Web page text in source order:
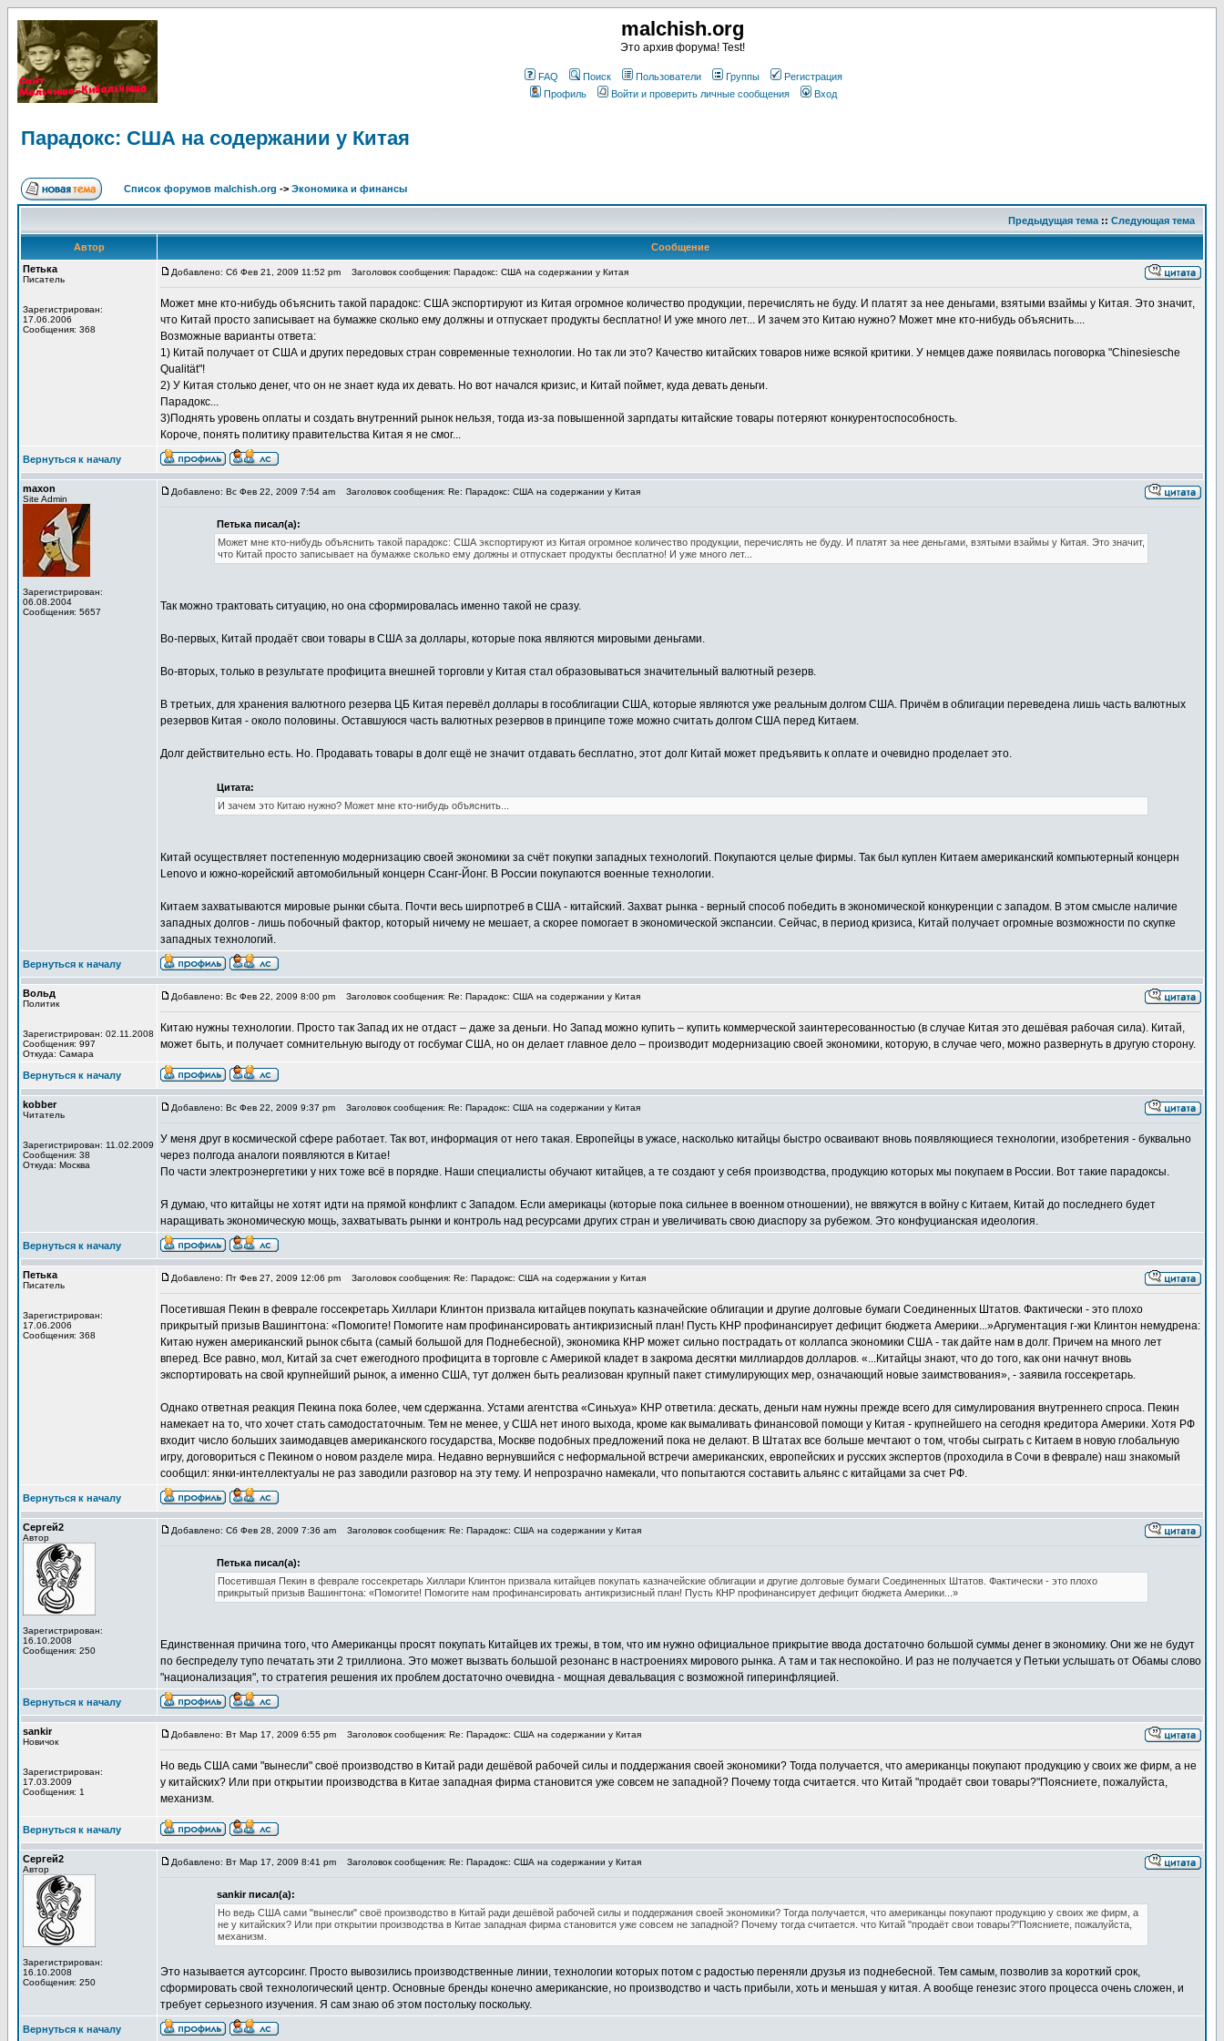
malchish.org
Это архив форума! Test!
FAQ Поиск Пользователи Группы
Регистрация
Профиль
Войти и проверить личные сообщения Вход
Парадокс: США на содержании у Китая
Список форумов malchish.org -> Экономика и финансы
Предыдущая тема :: Следующая тема
Автор
Сообщение
Петька
Писатель
Зарегистрирован:
17.06.2006
Сообщения: 368
Добавлено: Сб Фев 21, 2009 11:52 pm Заголовок сообщения: Парадокс: США на содержании у Китая
Может мне кто-нибудь объяснить такой парадокс: США экспортируют из Китая огромное количество продукции, перечислять не буду. И платят за нее деньгами, взятыми взаймы у Китая. Это значит,
что Китай просто записывает на бумажке сколько ему должны и отпускает продукты бесплатно! И уже много лет... И зачем это Китаю нужно? Может мне кто-нибудь объяснить....
Возможные варианты ответа:
1) Китай получает от США и других передовых стран современные технологии. Но так ли это? Качество китайских товаров ниже всякой критики. У немцев даже появилась поговорка "Chinesiesche
Qualität"!
2) У Китая столько денег, что он не знает куда их девать. Но вот начался кризис, и Китай поймет, куда девать деньги.
Парадокс...
3)Поднять уровень оплаты и создать внутренний рынок нельзя, тогда из-за повышенной зарпдаты китайские товары потеряют конкурентоспособность.
Короче, понять политику правительства Китая я не смог...
Вернуться к началу
maxon
Site Admin
Зарегистрирован:
06.08.2004
Сообщения: 5657
Добавлено: Вс Фев 22, 2009 7:54 am Заголовок сообщения: Re: Парадокс: США на содержании у Китая
Петька писал(а):
Может мне кто-нибудь объяснить такой парадокс: США экспортируют из Китая огромное количество продукции, перечислять не буду. И платят за нее деньгами, взятыми взаймы у Китая. Это значит,
что Китай просто записывает на бумажке сколько ему должны и отпускает продукты бесплатно! И уже много лет...
Так можно трактовать ситуацию, но она сформировалась именно такой не сразу.
Во-первых, Китай продаёт свои товары в США за доллары, которые пока являются мировыми деньгами.
Во-вторых, только в результате профицита внешней торговли у Китая стал образовываться значительный валютный резерв.
В третьих, для хранения валютного резерва ЦБ Китая перевёл доллары в гособлигации США, которые являются уже реальным долгом США. Причём в облигации переведена лишь часть валютных
резервов Китая - около половины. Оставшуюся часть валютных резервов в принципе тоже можно считать долгом США перед Китаем.
Долг действительно есть. Но. Продавать товары в долг ещё не значит отдавать бесплатно, этот долг Китай может предъявить к оплате и очевидно проделает это.
Цитата:
И зачем это Китаю нужно? Может мне кто-нибудь объяснить...
Китай осуществляет постепенную модернизацию своей экономики за счёт покупки западных технологий. Покупаются целые фирмы. Так был куплен Китаем американский компьютерный концерн
Lenovo и южно-корейский автомобильный концерн Ссанг-Йонг. В России покупаются военные технологии.
Китаем захватываются мировые рынки сбыта. Почти весь ширпотреб в США - китайский. Захват рынка - верный способ победить в экономической конкуренции с западом. В этом смысле наличие
западных долгов - лишь побочный фактор, который ничему не мешает, а скорее помогает в экономической экспансии. Сейчас, в период кризиса, Китай получает огромные возможности по скупке
западных технологий.
Вернуться к началу
Вольд
Политик
Зарегистрирован: 02.11.2008
Сообщения: 997
Откуда: Самара
Добавлено: Вс Фев 22, 2009 8:00 pm Заголовок сообщения: Re: Парадокс: США на содержании у Китая
Китаю нужны технологии. Просто так Запад их не отдаст – даже за деньги. Но Запад можно купить – купить коммерческой заинтересованностью (в случае Китая это дешёвая рабочая сила). Китай,
может быть, и получает сомнительную выгоду от госбумаг США, но он делает главное дело – производит модернизацию своей экономики, которую, в случае чего, можно развернуть в другую сторону.
Вернуться к началу
kobber
Читатель
Зарегистрирован: 11.02.2009
Сообщения: 38
Откуда: Москва
Добавлено: Вс Фев 22, 2009 9:37 pm Заголовок сообщения: Re: Парадокс: США на содержании у Китая
У меня друг в космической сфере работает. Так вот, информация от него такая. Европейцы в ужасе, насколько китайцы быстро осваивают вновь появляющиеся технологии, изобретения - буквально
через полгода аналоги появляются в Китае!
По части электроэнергетики у них тоже всё в порядке. Наши специалисты обучают китайцев, а те создают у себя производства, продукцию которых мы покупаем в России. Вот такие парадоксы.
Я думаю, что китайцы не хотят идти на прямой конфликт с Западом. Если америкацы (которые пока сильнее в военном отношении), не ввяжутся в войну с Китаем, Китай до последнего будет
наращивать экономическую мощь, захватывать рынки и контроль над ресурсами других стран и увеличивать свою диаспору за рубежом. Это конфуцианская идеология.
Вернуться к началу
Петька
Писатель
Зарегистрирован:
17.06.2006
Сообщения: 368
Добавлено: Пт Фев 27, 2009 12:06 pm Заголовок сообщения: Re: Парадокс: США на содержании у Китая
Посетившая Пекин в феврале госсекретарь Хиллари Клинтон призвала китайцев покупать казначейские облигации и другие долговые бумаги Соединенных Штатов. Фактически - это плохо
прикрытый призыв Вашингтона: «Помогите! Помогите нам профинансировать антикризисный план! Пусть КНР профинансирует дефицит бюджета Америки...»Аргументация г-жи Клинтон немудрена:
Китаю нужен американский рынок сбыта (самый большой для Поднебесной), экономика КНР может сильно пострадать от коллапса экономики США - так дайте нам в долг. Причем на много лет
вперед. Все равно, мол, Китай за счет ежегодного профицита в торговле с Америкой кладет в закрома десятки миллиардов долларов. «...Китайцы знают, что до того, как они начнут вновь
экспортировать на свой крупнейший рынок, а именно США, тут должен быть реализован крупный пакет стимулирующих мер, означающий новые заимствования», - заявила госсекретарь.
Однако ответная реакция Пекина пока более, чем сдержанна. Устами агентства «Синьхуа» КНР ответила: дескать, деньги нам нужны прежде всего для симулирования внутреннего спроса. Пекин
намекает на то, что хочет стать самодостаточным. Тем не менее, у США нет иного выхода, кроме как вымаливать финансовой помощи у Китая - крупнейшего на сегодня кредитора Америки. Хотя РФ
входит число больших заимодавцев американского государства, Москве подобных предложений пока не делают. В Штатах все больше мечтают о том, чтобы сыграть с Китаем в новую глобальную
игру, договориться с Пекином о новом разделе мира. Недавно вернувшийся с неформальной встречи американских, европейских и русских экспертов (проходила в Сочи в феврале) наш знакомый
сообщил: янки-интеллектуалы не раз заводили разговор на эту тему. И непрозрачно намекали, что попытаются составить альянс с китайцами за счет РФ.
Вернуться к началу
Сергей2
Автор
Зарегистрирован:
16.10.2008
Сообщения: 250
Добавлено: Сб Фев 28, 2009 7:36 am Заголовок сообщения: Re: Парадокс: США на содержании у Китая
Петька писал(а):
Посетившая Пекин в феврале госсекретарь Хиллари Клинтон призвала китайцев покупать казначейские облигации и другие долговые бумаги Соединенных Штатов. Фактически - это плохо
прикрытый призыв Вашингтона: «Помогите! Помогите нам профинансировать антикризисный план! Пусть КНР профинансирует дефицит бюджета Америки...»
Единственная причина того, что Американцы просят покупать Китайцев их трежы, в том, что им нужно официальное прикрытие ввода достаточно большой суммы денег в экономику. Они же не будут
по беспределу тупо печатать эти 2 триллиона. Это может вызвать большой резонанс в настроениях мирового рынка. А там и так неспокойно. И раз не получается у Петьки услышать от Обамы слово
"национализация", то стратегия решения их проблем достаточно очевидна - мощная девальвация с возможной гиперинфляцией.
Вернуться к началу
sankir
Новичок
Зарегистрирован:
17.03.2009
Сообщения: 1
Добавлено: Вт Мар 17, 2009 6:55 pm Заголовок сообщения: Re: Парадокс: США на содержании у Китая
Но ведь США сами "вынесли" своё производство в Китай ради дешёвой рабочей силы и поддержания своей экономики? Тогда получается, что американцы покупают продукцию у своих же фирм, а не
у китайских? Или при открытии производства в Китае западная фирма становится уже совсем не западной? Почему тогда считается. что Китай "продаёт свои товары?"Поясниете, пожалуйста,
механизм.
Вернуться к началу
Сергей2
Автор
Зарегистрирован:
16.10.2008
Сообщения: 250
Добавлено: Вт Мар 17, 2009 8:41 pm Заголовок сообщения: Re: Парадокс: США на содержании у Китая
sankir писал(а):
Но ведь США сами "вынесли" своё производство в Китай ради дешёвой рабочей силы и поддержания своей экономики? Тогда получается, что американцы покупают продукцию у своих же фирм, а
не у китайских? Или при открытии производства в Китае западная фирма становится уже совсем не западной? Почему тогда считается. что Китай "продаёт свои товары?"Поясниете, пожалуйста,
механизм.
Это называется аутсорсинг. Просто вывозились производственные линии, технологии которых потом с радостью переняли друзья из поднебесной. Тем самым, позволив за короткий срок,
сформировать свой технологический центр. Основные бренды конечно американские, но производство и часть прибыли, хоть и меньшая у китая. А вообще генезис этого процесса очень сложен, и
требует серьезного изучения. Я сам знаю об этом постольку поскольку.
Вернуться к началу